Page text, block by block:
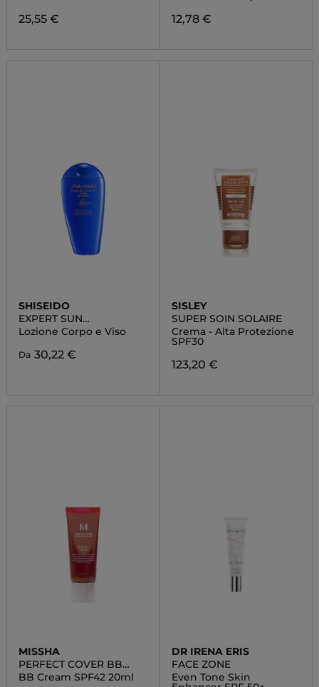
25,55 € 12,78 €
SHISEIDO
EXPERT SUN
PROTECTOR
Lozione Corpo e Viso
Da 30,22 €
SISLEY
SUPER SOIN SOLAIRE
Crema - Alta Protezione
SPF30
123,20 €
MISSHA
PERFECT COVER BB
CREAM
BB Cream SPF42 20ml
DR IRENA ERIS
FACE ZONE
Even Tone Skin